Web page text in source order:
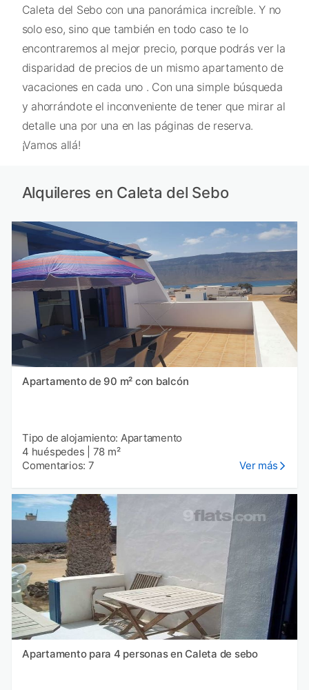
Caleta del Sebo con una panorámica increíble. Y no
solo eso, sino que también en todo caso te lo
encontraremos al mejor precio, porque podrás ver la
disparidad de precios de un mismo apartamento de
vacaciones en cada uno . Con una simple búsqueda
y ahorrándote el inconveniente de tener que mirar al
detalle una por una en las páginas de reserva.
¡Vamos allá!
Alquileres en Caleta del Sebo
Apartamento de 90 m² con balcón
Tipo de alojamiento: Apartamento
4 huéspedes
78 m²
Comentarios: 7
Ver más
Apartamento para 4 personas en Caleta de sebo